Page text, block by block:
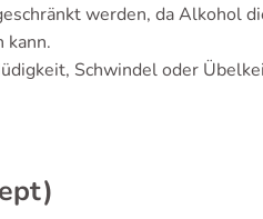
werden, da Alkohol
kann.
Schwindel oder